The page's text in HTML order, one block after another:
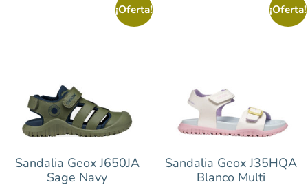
Kaki
Lila
Marrón
Mostaza
Multicolor
¡Oferta!
Sandalia Geox J650JA
Sage Navy
¡Oferta!
Sandalia Geox J35HQA
Blanco Multi